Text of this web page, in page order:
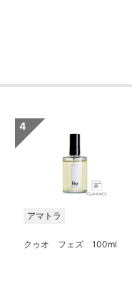
アマトラ
クゥオ フェズ 100ml